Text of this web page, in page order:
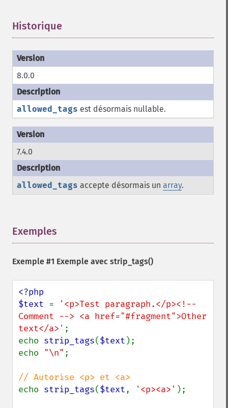
Historique
8.0.0
allowed_tags est désormais nullable.
7.4.0
allowed_tags accepte désormais un array.
Exemples
Exemple #1 Exemple avec strip_tags()
<?php
$text =
'<p>Test paragraph.</p><!--
Comment --> <a href="#fragment">Other
text</a>' ;
echo strip_tags($text );
echo "\n" ;
echo strip_tags($text, '<p><a>' );